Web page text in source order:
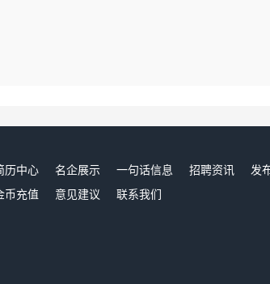
历中心 名企展示 一句话信息 招聘资讯 发
币充值 意见建议 联系我们